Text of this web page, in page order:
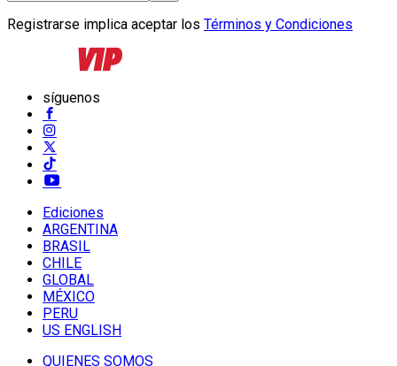
Registrarse implica aceptar los Términos y Condiciones
síguenos
Ediciones
ARGENTINA
BRASIL
CHILE
GLOBAL
MÉXICO
PERU
US ENGLISH
QUIENES SOMOS